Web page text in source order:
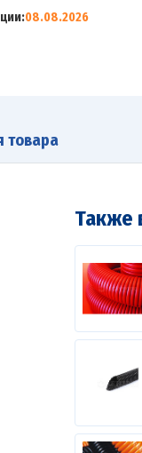
08.08.2026
товара
Также